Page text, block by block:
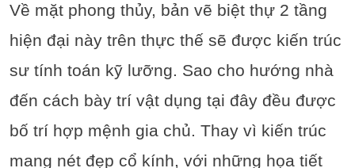
Về mặt phong thủy, bản vẽ biệt thự 2 tầng
hiện đại này trên thực thế sẽ được kiến trúc
sư tính toán kỹ lưỡng. Sao cho hướng nhà
đến cách bày trí vật dụng tại đây đều được
bố trí hợp mệnh gia chủ. Thay vì kiến trúc
mang nét đẹp cổ kính, với những họa tiết